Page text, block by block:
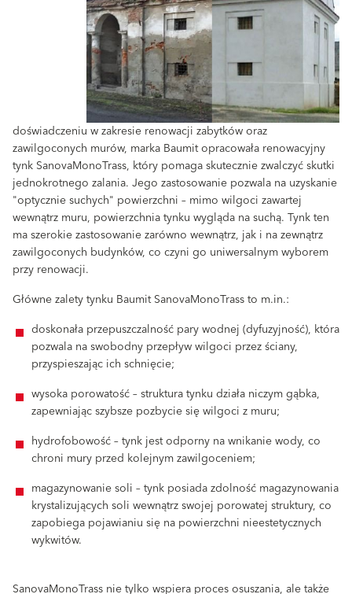
doświadczeniu w zakresie renowacji zabytków oraz
zawilgoconych murów, marka Baumit opracowała renowacyjny
tynk SanovaMonoTrass, który pomaga skutecznie zwalczyć skutki
jednokrotnego zalania. Jego zastosowanie pozwala na uzyskanie
"optycznie suchych" powierzchni – mimo wilgoci zawartej
wewnątrz muru, powierzchnia tynku wygląda na suchą. Tynk ten
ma szerokie zastosowanie zarówno wewnątrz, jak i na zewnątrz
zawilgoconych budynków, co czyni go uniwersalnym wyborem
przy renowacji.
Główne zalety tynku Baumit SanovaMonoTrass to m.in.:
doskonała przepuszczalność pary wodnej (dyfuzyjność), która
pozwala na swobodny przepływ wilgoci przez ściany,
przyspieszając ich schnięcie;
wysoka porowatość – struktura tynku działa niczym gąbka,
zapewniając szybsze pozbycie się wilgoci z muru;
hydrofobowość – tynk jest odporny na wnikanie wody, co
chroni mury przed kolejnym zawilgoceniem;
magazynowanie soli – tynk posiada zdolność magazynowania
krystalizujących soli wewnątrz swojej porowatej struktury, co
zapobiega pojawianiu się na powierzchni nieestetycznych
wykwitów.
SanovaMonoTrass nie tylko wspiera proces osuszania, ale także